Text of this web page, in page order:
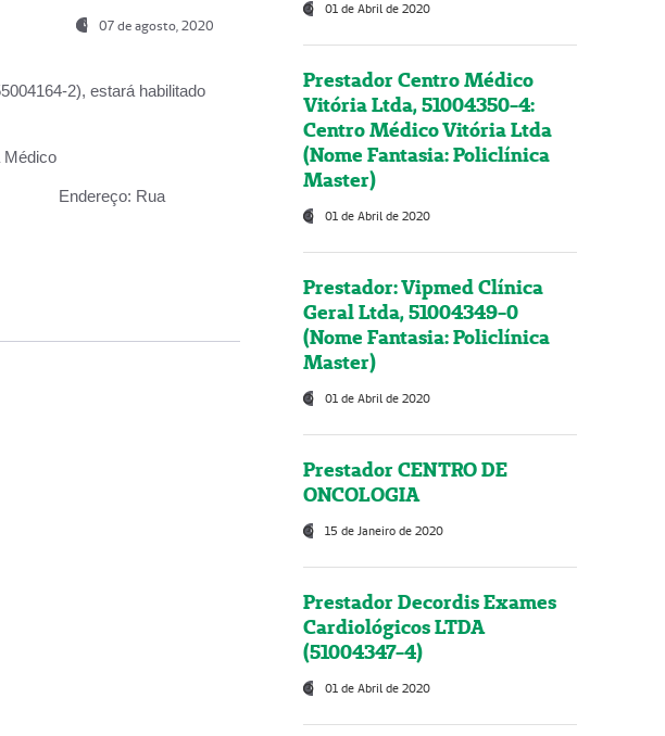
07 de agosto, 2020
2), estará habilitado
Médico
2). Endereço: Rua
01 de Abril de 2020
Prestador Centro Médico
Vitória Ltda, 51004350-4:
Centro Médico Vitória Ltda
(Nome Fantasia: Policlínica
Master)
01 de Abril de 2020
Prestador: Vipmed Clínica
Geral Ltda, 51004349-0
(Nome Fantasia: Policlínica
Master)
01 de Abril de 2020
Prestador CENTRO DE
ONCOLOGIA
15 de Janeiro de 2020
Prestador Decordis Exames
Cardiológicos LTDA
(51004347-4)
01 de Abril de 2020